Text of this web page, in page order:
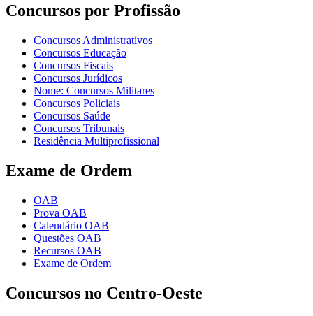
Concursos por Profissão
Concursos Administrativos
Concursos Educação
Concursos Fiscais
Concursos Jurídicos
Nome: Concursos Militares
Concursos Policiais
Concursos Saúde
Concursos Tribunais
Residência Multiprofissional
Exame de Ordem
OAB
Prova OAB
Calendário OAB
Questões OAB
Recursos OAB
Exame de Ordem
Concursos no Centro-Oeste